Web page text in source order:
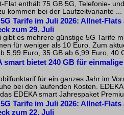
Flat enthält 75 GB 5G, Telefonie-
kommen bei der Laufzeitvariante ...
Tarife im Juli 2026: Allnet-Flats
zum 29. Juli
gibt es mehrere günstige 5G Tarife
für weniger als 10 Euro. Zum
5,99 Euro, 35 GB ab 6,99 Euro, 40
smart bietet 240 GB für einmalige
für ein ganzes Jahr im
bei den laufenden Kosten.
EDEKA smart Jahrespaket
Tarife im Juli 2026: Allnet-Flats
zum 22. Juli